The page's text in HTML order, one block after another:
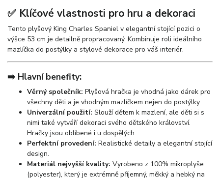
✅ Klíčové vlastnosti pro hru a dekoraci
Tento plyšový King Charles Spaniel v elegantní stojící pozici o
výšce 53 cm je detailně propracovaný. Kombinuje roli ideálního
mazlíčka do postýlky a stylové dekorace pro váš interiér.
➡️ Hlavní benefity:
Věrný společník: Plyšová hračka je vhodná jako dárek pro
všechny děti a je vhodným mazlíčkem nejen do postýlky.
Univerzální použití: Slouží dětem k mazlení, ale děti si s
nimi také vytváří dekoraci svého dětského království.
Hračky jsou oblíbené i u dospělých.
Perfektní provedení: Realistické detaily a elegantní stojící
design.
Materiál nejvyšší kvality: Vyrobeno z 100% mikroplyše
(polyester), který je extrémně příjemný, měkký a hebký na